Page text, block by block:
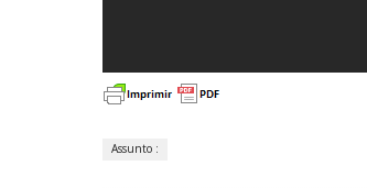
Assunto :